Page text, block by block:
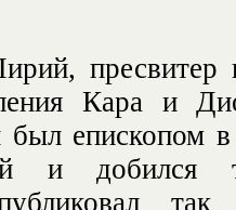
пресвитер
Кара и
был епископом
и добился
так